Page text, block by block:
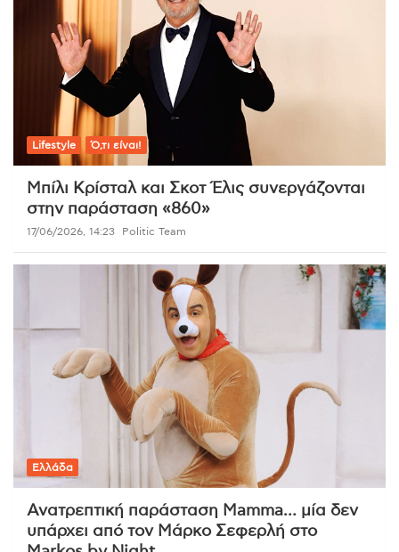
Lifestyle Ό,τι είναι!
Μπίλι Κρίσταλ και Σκοτ Έλις συνεργάζονται
στην παράσταση «860»
17/06/2026, 14:23 Politic Team
Ελλάδα
Ανατρεπτική παράσταση Mamma… μία δεν
υπάρχει από τον Μάρκο Σεφερλή στο